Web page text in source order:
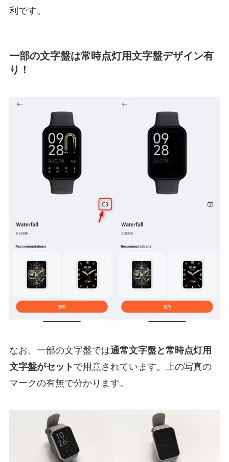
利です。
一部の文字盤は常時点灯用文字盤デザイン有
り！
なお、一部の文字盤では通常文字盤と常時点灯用
文字盤がセット で用意されています。上の写真の
マークの有無で分かります。